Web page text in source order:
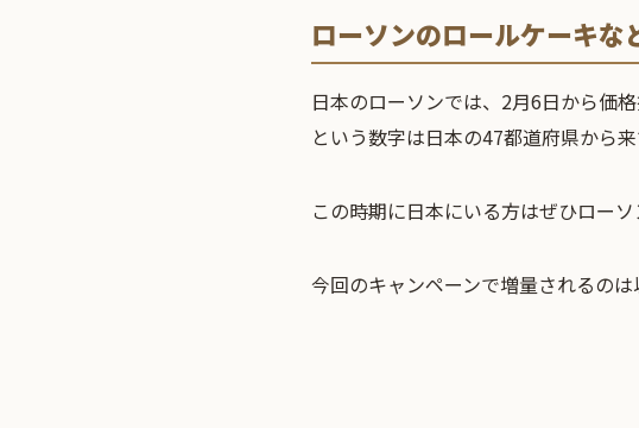
ローソンのロールケーキ
日本のローソンでは、2月6日から価
という数字は日本の47都道府県から来
この時期に日本にいる方はぜひロー
今回のキャンペーンで増量されるのは